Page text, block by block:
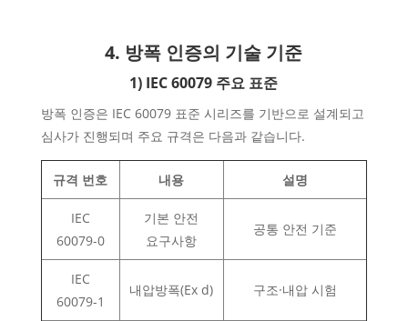
4. 방폭 인증의 기술 기준
1) IEC 60079 주요 표준
방폭 인증은 IEC 60079 표준 시리즈를 기반으로 설계되고
심사가 진행되며 주요 규격은 다음과 같습니다.
규격 번호 내용 설명
IEC
60079-0
기본 안전
요구사항
공통 안전 기준
IEC
60079-1
내압방폭(Ex d) 구조·내압 시험